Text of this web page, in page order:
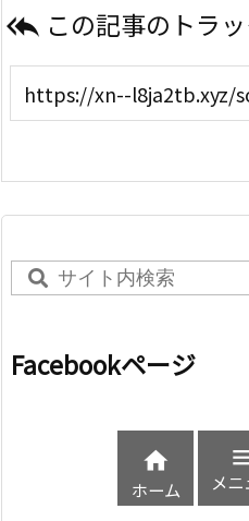
 この記事のトラ
Facebookページ

ホーム メ